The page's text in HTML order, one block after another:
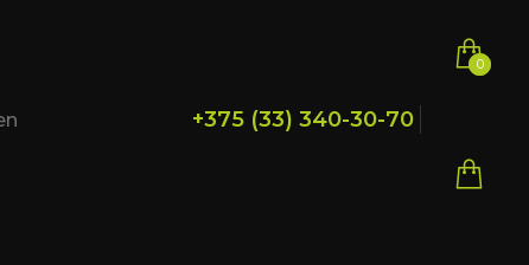
+375 (33) 340-30-70
0
0